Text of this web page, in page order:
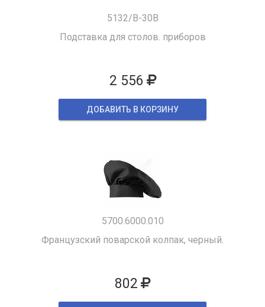
5132/B-30B
Подставка для столов. приборов
2 556
ДОБАВИТЬ В КОРЗИНУ
5700.6000.010
Французский поварской колпак, черный.
802